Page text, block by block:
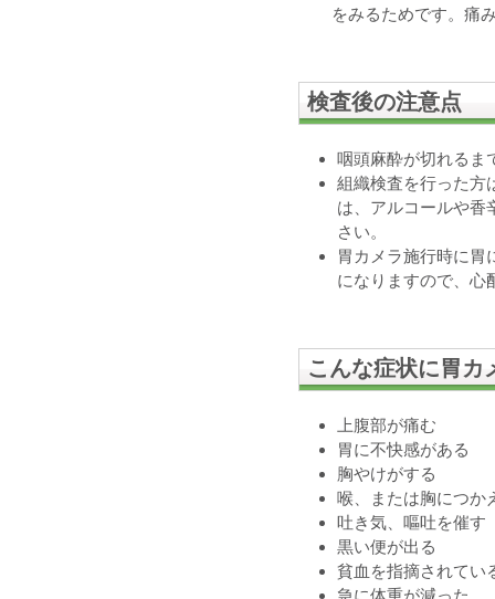
をみるためです。痛
検査後の注意点
咽頭麻酔が切れるま
組織検査を行った方
は、アルコールや香
さい。
胃カメラ施行時に胃
になりますので、心
こんな症状に胃カ
上腹部が痛む
胃に不快感がある
胸やけがする
喉、または胸につか
吐き気、嘔吐を催す
黒い便が出る
貧血を指摘されてい
急に体重が減った